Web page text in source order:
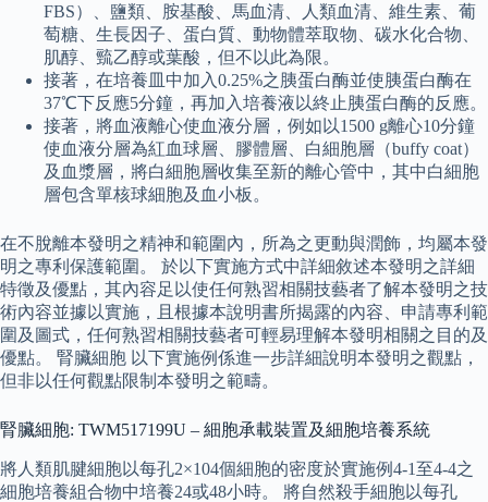
FBS）、鹽類、胺基酸、馬血清、人類血清、維生素、葡
萄糖、生長因子、蛋白質、動物體萃取物、碳水化合物、
肌醇、巰乙醇或葉酸，但不以此為限。
接著，在培養皿中加入0.25%之胰蛋白酶並使胰蛋白酶在
37℃下反應5分鐘，再加入培養液以終止胰蛋白酶的反應。
接著，將血液離心使血液分層，例如以1500 g離心10分鐘
使血液分層為紅血球層、膠體層、白細胞層（buffy coat）
及血漿層，將白細胞層收集至新的離心管中，其中白細胞
層包含單核球細胞及血小板。
在不脫離本發明之精神和範圍內，所為之更動與潤飾，均屬本發
明之專利保護範圍。 於以下實施方式中詳細敘述本發明之詳細
特徵及優點，其內容足以使任何熟習相關技藝者了解本發明之技
術內容並據以實施，且根據本說明書所揭露的內容、申請專利範
圍及圖式，任何熟習相關技藝者可輕易理解本發明相關之目的及
優點。 腎臟細胞 以下實施例係進一步詳細說明本發明之觀點，
但非以任何觀點限制本發明之範疇。
腎臟細胞: TWM517199U – 細胞承載裝置及細胞培養系統
將人類肌腱細胞以每孔2×104個細胞的密度於實施例4-1至4-4之
細胞培養組合物中培養24或48小時。 將自然殺手細胞以每孔